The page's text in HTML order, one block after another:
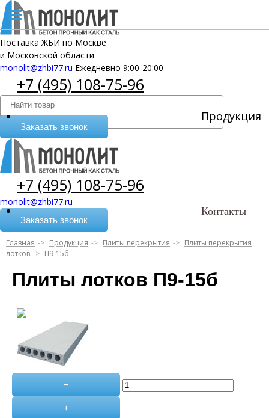
Продукция
Контакты
Поставка ЖБИ по Москве
и Московской области
monolit@zhbi77.ru Ежедневно 9:00-20:00
+7 (495) 108-75-96
Заказать звонок
+7 (495) 108-75-96
monolit@zhbi77.ru
Заказать звонок
Главная Продукция Плиты перекрытия
Плиты перекрытия
лотков
П9-15б
Плиты лотков П9-15б
−
+